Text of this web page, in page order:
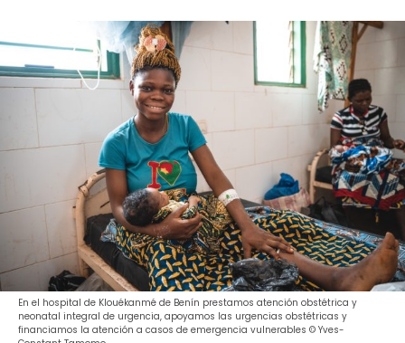
En el hospital de Klouékanmé de Benín prestamos atención obstétrica y
neonatal integral de urgencia, apoyamos las urgencias obstétricas y
financiamos la atención a casos de emergencia vulnerables © Yves-